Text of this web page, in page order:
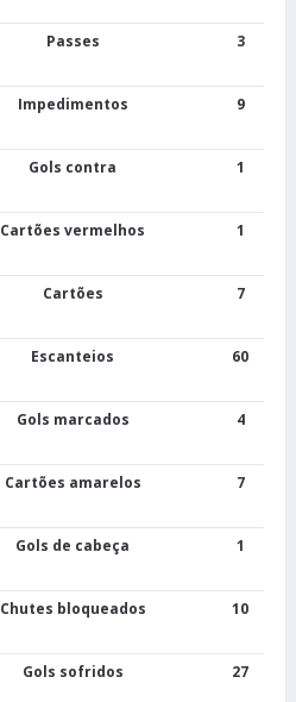
Passes 3
Impedimentos 9
Gols contra 1
Cartões vermelhos 1
Cartões 7
Escanteios 60
Gols marcados 4
Cartões amarelos 7
Gols de cabeça 1
Chutes bloqueados 10
Gols sofridos 27